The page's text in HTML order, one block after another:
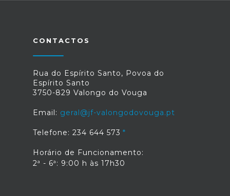
CONTACTOS
Rua do Espírito Santo, Povoa do
Espírito Santo
3750-829 Valongo do Vouga
Email: geral@jf-valongodovouga.pt
Telefone: 234 644 573
Horário de Funcionamento:
2ª - 6ª: 9:00 h às 17h30